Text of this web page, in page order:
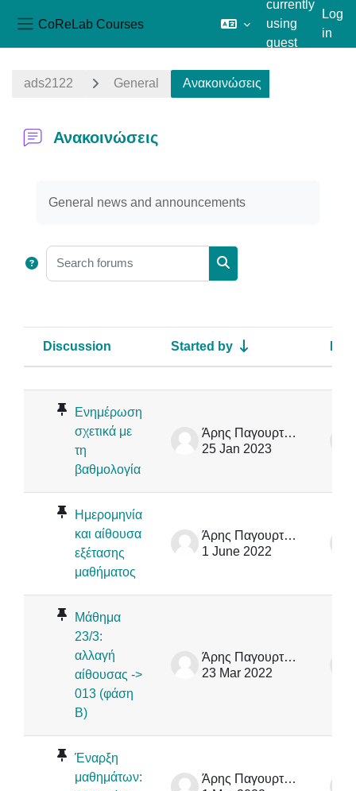
CoReLab Courses
currently
using
guest
Log
in
ads2122 General Ανακοινώσεις
Ανακοινώσεις
General news and announcements
Search forums
Search forums
Status
Discussion Started by
Ενημέρωση
σχετικά με
τη
βαθμολογία
Άρης Παγουρτζής
25 Jan 2023
Ημερομηνία
και αίθουσα
εξέτασης
μαθήματος
Άρης Παγουρτζής
1 June 2022
Μάθημα
23/3:
αλλαγή
αίθουσας ->
013 (φάση
Β)
Άρης Παγουρτζής
23 Mar 2022
Έναρξη
μαθημάτων:
Άρης Παγουρτζής